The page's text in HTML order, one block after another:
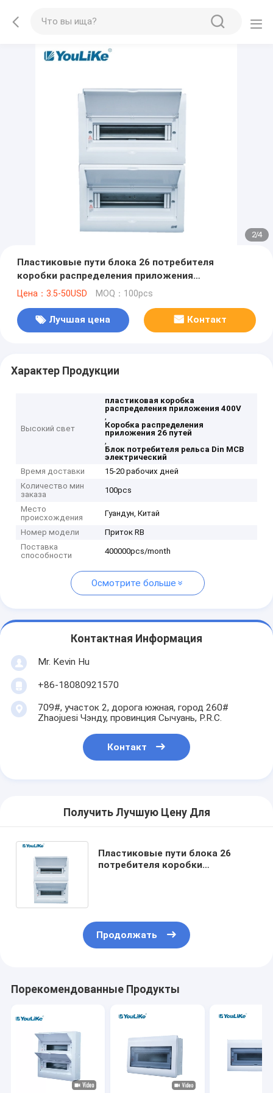
2/4
Пластиковые пути блока 26 потребителя
коробки распределения приложения
электрические для рельса Din MCB
Цена：3.5-50USD MOQ：100pcs
Лучшая цена Контакт
Характер Продукции
Высокий свет
пластиковая коробка
распределения приложения 400V
,
Коробка распределения
приложения 26 путей
,
Блок потребителя рельса Din MCB
электрический
Время доставки
15-20 рабочих дней
Количество мин
заказа
100pcs
Место
происхождения
Гуандун, Китай
Номер модели
Приток RB
Поставка
способности
400000pcs/month
Осмотрите больше
Контактная Информация
Mr. Kevin Hu
+86-18080921570
709#, участок 2, дорога южная, город 260#
Zhaojuesi Чэнду, провинция Сычуань, P.R.C.
Контакт
Получить Лучшую Цену Для
Пластиковые пути блока 26
потребителя коробки
Продолжать
Порекомендованные Продукты